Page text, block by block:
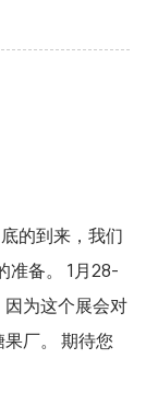
的到来，我们
备。 1月28-
为这个展会对
厂。 期待您